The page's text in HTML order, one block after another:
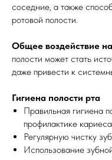
соседние, а также
ротовой полости.
Общее воздействие
полости может стать
даже привести к
Гигиена полости рта
Правильная гигиена
профилактике
Регулярную чистку
Использование